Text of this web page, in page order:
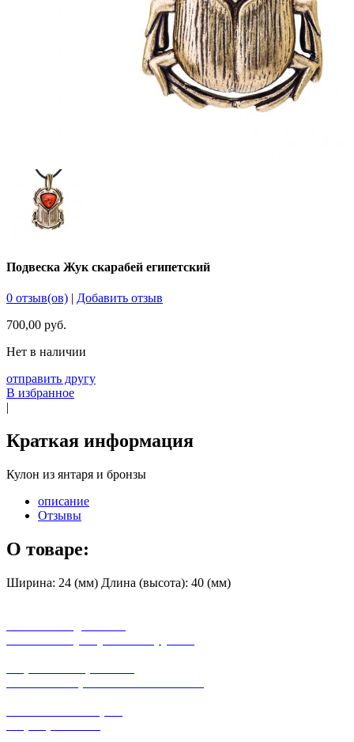
Подвеска Жук скарабей египетский
0 отзыв(ов) | Добавить отзыв
700,00 руб.
Нет в наличии
отправить другу
В избранное
|
Краткая информация
Кулон из янтаря и бронзы
описание
Отзывы
О товаре:
Ширина: 24 (мм) Длина (высота): 40 (мм)